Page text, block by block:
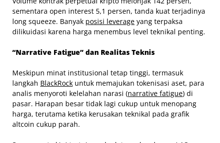
sementara open interest 5,1 persen, tanda kuat terjadinya
long squeeze. Banyak posisi leverage yang terpaksa
dilikuidasi karena harga menembus level teknikal penting.
“Narrative Fatigue” dan Realitas Teknis
Meskipun minat institusional tetap tinggi, termasuk
langkah BlackRock untuk memajukan tokenisasi aset, para
analis menyoroti kelelahan narasi (narrative fatigue) di
pasar. Harapan besar tidak lagi cukup untuk menopang
harga, terutama ketika kerusakan teknikal pada grafik
altcoin cukup parah.